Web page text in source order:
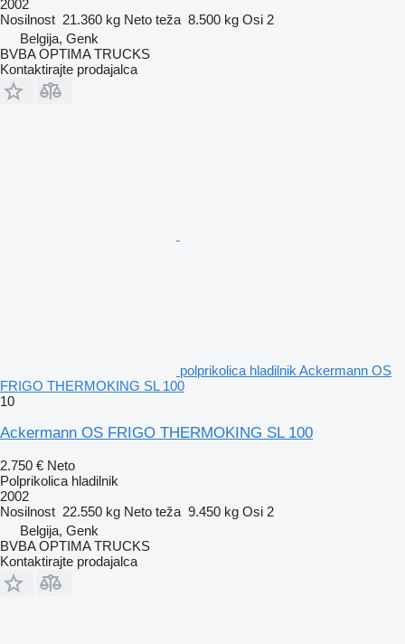
2002
Nosilnost 21.360 kg Neto teža 8.500 kg Osi 2
Belgija, Genk
BVBA OPTIMA TRUCKS
Kontaktirajte prodajalca
polprikolica hladilnik Ackermann OS
FRIGO THERMOKING SL 100
10
Ackermann OS FRIGO THERMOKING SL 100
2.750 € Neto
Polprikolica hladilnik
2002
Nosilnost 22.550 kg Neto teža 9.450 kg Osi 2
Belgija, Genk
BVBA OPTIMA TRUCKS
Kontaktirajte prodajalca